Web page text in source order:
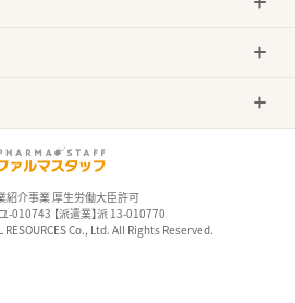
紹介事業 厚生労働大臣許可
ユ-010743 【派遣業】派 13-010770
Co., Ltd. All Rights Reserved.